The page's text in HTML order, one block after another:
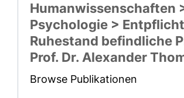
Humanwissenschaften
Psychologie >
Ruhestand befindliche
Prof. Dr. Alexander
Browse Publikationen